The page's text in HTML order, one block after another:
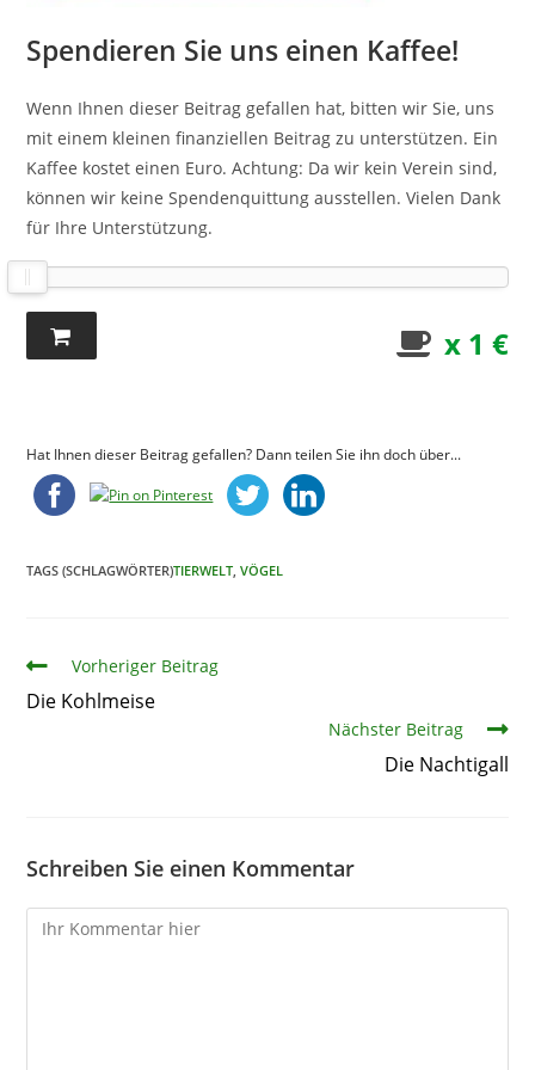
Spendieren Sie uns einen Kaffee!
Wenn Ihnen dieser Beitrag gefallen hat, bitten wir Sie, uns
mit einem kleinen finanziellen Beitrag zu unterstützen. Ein
Kaffee kostet einen Euro. Achtung: Da wir kein Verein sind,
können wir keine Spendenquittung ausstellen. Vielen Dank
für Ihre Unterstützung.
x 1 €
Hat Ihnen dieser Beitrag gefallen? Dann teilen Sie ihn doch über...
TAGS (SCHLAGWÖRTER)TIERWELT, VÖGEL
ArtikelVorheriger Beitrag
Die Kohlmeise
Nächster Beitrag
Die Nachtigall
Schreiben Sie einen Kommentar
Kommentare